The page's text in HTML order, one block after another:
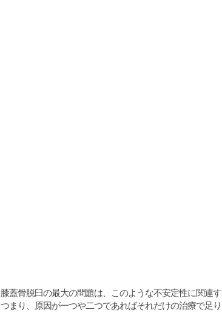
膝蓋骨脱臼の最大の問題は、このような不安定性に関連
つまり、原因が一つや二つであればそれだけの治療で足り